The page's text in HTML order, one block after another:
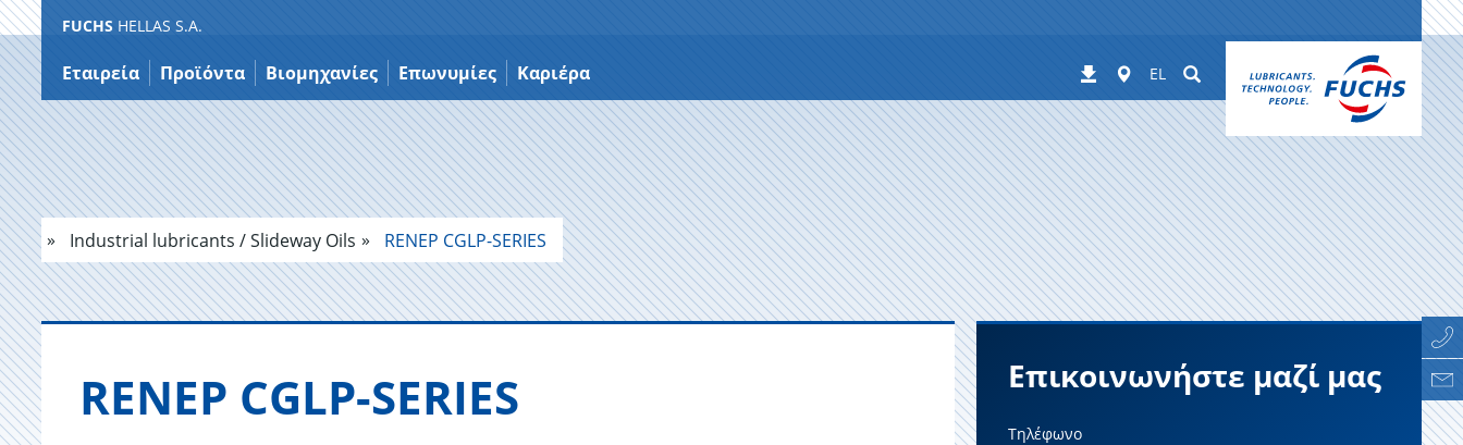
Μετάβαση
στο
περιεχόμενο
FUCHS HELLAS S.A.
Εταιρεία Προϊόντα Βιομηχανίες Επωνυμίες Καριέρα ΛήψειςWorldwide
EL Suchen
Industrial lubricants / Slideway Oils RENEP CGLP-SERIES
RENEP CGLP-SERIES Επικοινωνήστε μαζί μας
Τηλέφωνο